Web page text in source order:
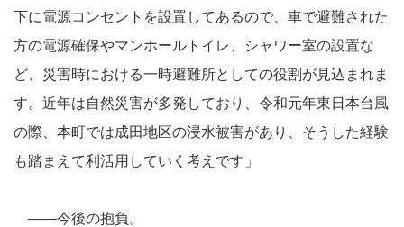
下に電源コンセントを設置してあるので、車で避難された
方の電源確保やマンホールトイレ、シャワー室の設置な
ど、災害時における一時避難所としての役割が見込まれま
す。近年は自然災害が多発しており、令和元年東日本台風
の際、本町では成田地区の浸水被害があり、そうした経験
も踏まえて利活用していく考えです」
――今後の抱負。